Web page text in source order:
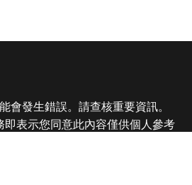
會發生錯誤。請查核重要資訊。
即表示您同意此內容僅供個人參考